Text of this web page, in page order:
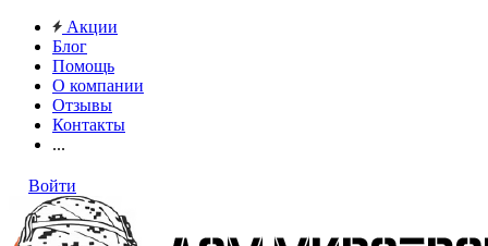
Акции
Блог
Помощь
О компании
Отзывы
Контакты
...
Войти